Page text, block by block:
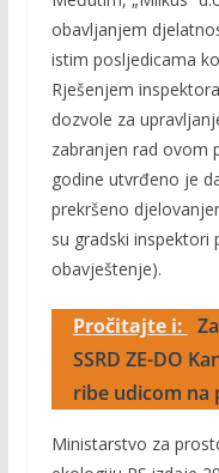
obavljanjem
istim posljedicama
Rješenjem
dozvole za
zabranjen rad ovom
godine utvrđeno je
prekršeno
su gradski inspektori
obavještenje).
Pročitajte i:
SSRD ZE-DO
ribe udicom na
Ministarstvo za